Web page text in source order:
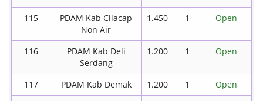
115
PDAM Kab Cilacap
Non Air
1.450 1 Open
116
PDAM Kab Deli
Serdang
1.200 1 Open
117 PDAM Kab Demak 1.200 1
Open